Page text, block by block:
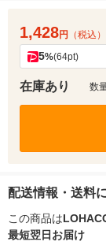
1,428円 （税込）
5%(64pt)
在庫あり 数
配送情報・送料
この商品は
最短翌日お届け